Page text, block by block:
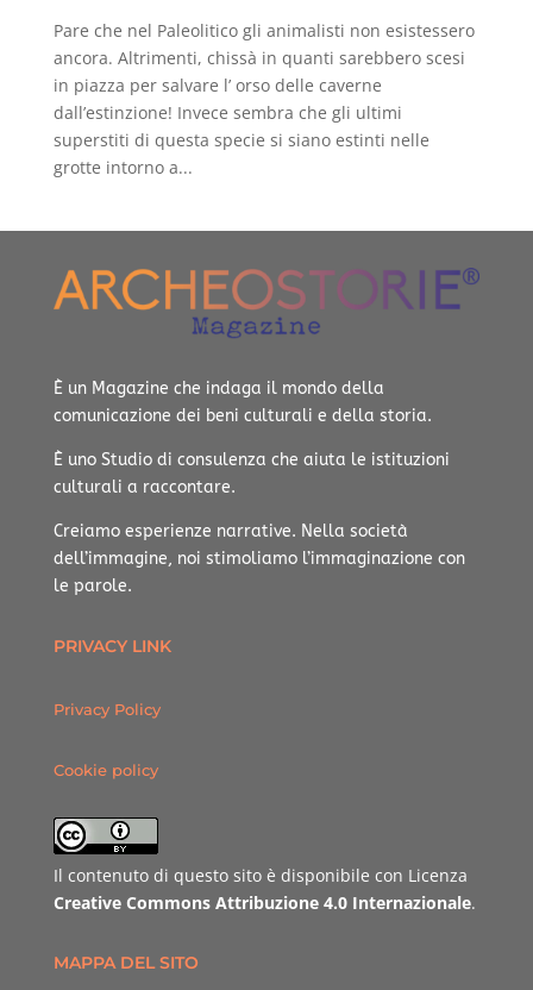
Pare che nel Paleolitico gli animalisti non esistessero
ancora. Altrimenti, chissà in quanti sarebbero scesi
in piazza per salvare l’ orso delle caverne
dall’estinzione! Invece sembra che gli ultimi
superstiti di questa specie si siano estinti nelle
grotte intorno a...
È un Magazine che indaga il mondo della
comunicazione dei beni culturali e della storia.
È uno Studio di consulenza che aiuta le istituzioni
culturali a raccontare.
Creiamo esperienze narrative. Nella società
dell’immagine, noi stimoliamo l’immaginazione con
le parole.
PRIVACY LINK
Privacy Policy
Cookie policy
Il contenuto di questo sito è disponibile con Licenza
Creative Commons Attribuzione 4.0 Internazionale.
MAPPA DEL SITO